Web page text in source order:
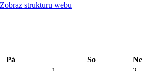
Zobraz strukturu webu
Pá So
Ne